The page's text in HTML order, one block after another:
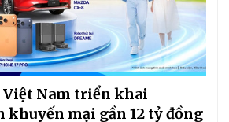
Nam triển khai
mại gần 12 tỷ đồng